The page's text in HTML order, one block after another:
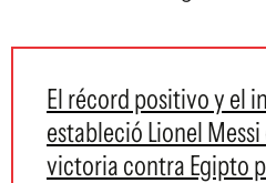
El récord positivo y el
estableció Lionel
victoria contra Egipto